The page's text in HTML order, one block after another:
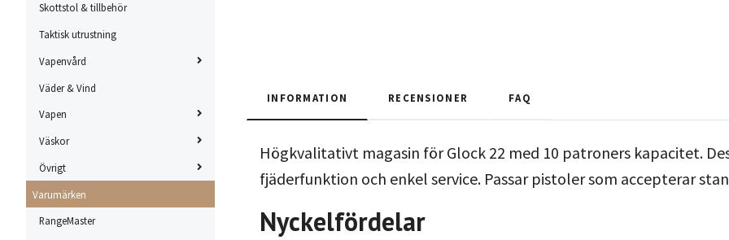
Skottstol & tillbehör
Taktisk utrustning
Vapenvård
Väder & Vind
Vapen
Väskor
Övrigt
Varumärken
RangeMaster
INFORMATION RECENSIONER FAQ
Högkvalitativt magasin för Glock 22 med 10 patroners kapacitet.
fjäderfunktion och enkel service. Passar pistoler som accepterar
Nyckelfördelar